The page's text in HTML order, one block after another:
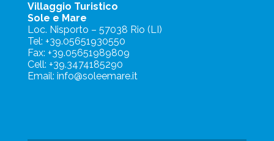
Villaggio Turistico
Sole e Mare
Loc. Nisporto – 57038 Rio (LI)
Tel: +39.05651930550
Fax: +39.05651989809
Cell: +39.3474185290
Email: info@soleemare.it